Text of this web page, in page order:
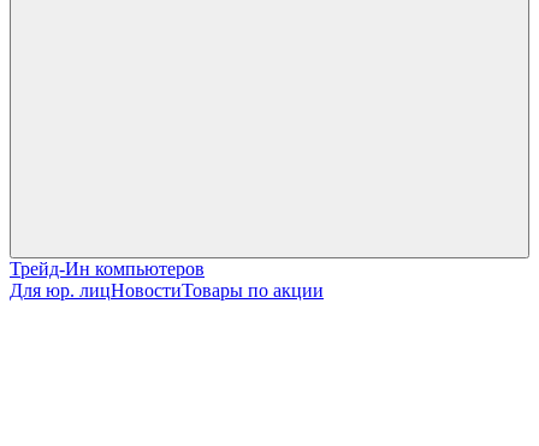
Трейд-Ин компьютеров
Для юр. лицНовостиТовары по акции